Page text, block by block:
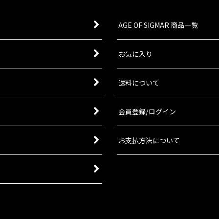
AGE OF SIGMAR 商品一覧
お気に入り
送料について
会員登録/ログイン
お支払方法について